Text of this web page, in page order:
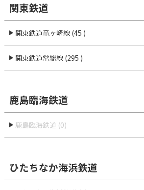
関東鉄道
関東鉄道竜ヶ崎線 (45 )
関東鉄道常総線 (295 )
鹿島臨海鉄道
鹿島臨海鉄道 (0)
ひたちなか海浜鉄道